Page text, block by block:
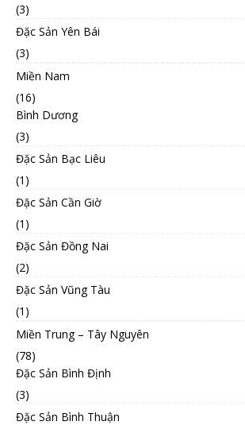
(3)
Đặc Sản Yên Bái
(3)
Miền Nam
(16)
Bình Dương
(3)
Đặc Sản Bạc Liêu
(1)
Đặc Sản Cần Giờ
(1)
Đặc Sản Đồng Nai
(2)
Đặc Sản Vũng Tàu
(1)
Miền Trung – Tây Nguyên
(78)
Đặc Sản Bình Định
(3)
Đặc Sản Bình Thuận